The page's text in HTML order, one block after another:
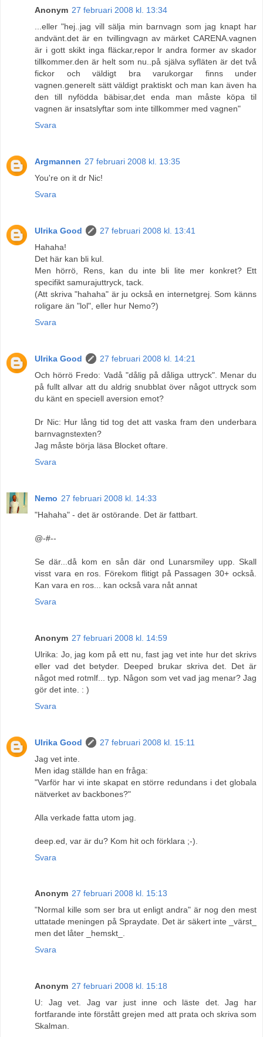
Anonym 27 februari 2008 kl. 13:34
...eller "hej..jag vill sälja min barnvagn som jag knapt har
andvänt.det är en tvillingvagn av märket CARENA.vagnen
är i gott skikt inga fläckar,repor lr andra former av skador
tillkommer.den är helt som nu..på själva syfläten är det två
fickor och väldigt bra varukorgar finns under
vagnen.generelt sätt väldigt praktiskt och man kan även ha
den till nyfödda bäbisar,det enda man måste köpa til
vagnen är insatslyftar som inte tillkommer med vagnen"
Svara
Argmannen 27 februari 2008 kl. 13:35
You're on it dr Nic!
Svara
Ulrika Good
27 februari 2008 kl. 13:41
Hahaha!
Det här kan bli kul.
Men hörrö, Rens, kan du inte bli lite mer konkret? Ett
specifikt samurajuttryck, tack.
(Att skriva "hahaha" är ju också en internetgrej. Som känns
roligare än "lol", eller hur Nemo?)
Svara
Ulrika Good
27 februari 2008 kl. 14:21
Och hörrö Fredo: Vadå "dålig på dåliga uttryck". Menar du
på fullt allvar att du aldrig snubblat över något uttryck som
du känt en speciell aversion emot?
Dr Nic: Hur lång tid tog det att vaska fram den underbara
barnvagnstexten?
Jag måste börja läsa Blocket oftare.
Svara
Nemo 27 februari 2008 kl. 14:33
"Hahaha" - det är ostörande. Det är fattbart.
@-#--
Se där...då kom en sån där ond Lunarsmiley upp. Skall
visst vara en ros. Förekom flitigt på Passagen 30+ också.
Kan vara en ros... kan också vara nåt annat
Svara
Anonym 27 februari 2008 kl. 14:59
Ulrika: Jo, jag kom på ett nu, fast jag vet inte hur det skrivs
eller vad det betyder. Deeped brukar skriva det. Det är
något med rotmlf... typ. Någon som vet vad jag menar? Jag
gör det inte. : )
Svara
Ulrika Good
27 februari 2008 kl. 15:11
Jag vet inte.
Men idag ställde han en fråga:
"Varför har vi inte skapat en större redundans i det globala
nätverket av backbones?"
Alla verkade fatta utom jag.
deep.ed, var är du? Kom hit och förklara ;-).
Svara
Anonym 27 februari 2008 kl. 15:13
"Normal kille som ser bra ut enligt andra" är nog den mest
uttatade meningen på Spraydate. Det är säkert inte _värst_
men det låter _hemskt_.
Svara
Anonym 27 februari 2008 kl. 15:18
U: Jag vet. Jag var just inne och läste det. Jag har
fortfarande inte förstått grejen med att prata och skriva som
Skalman.